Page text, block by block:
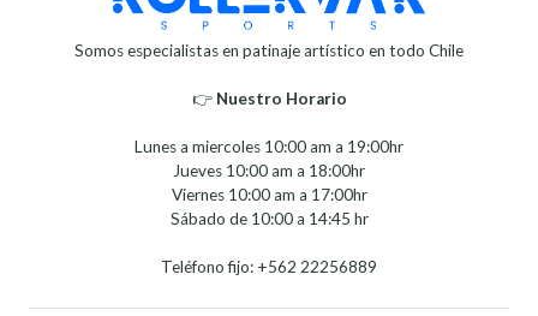
Somos especialistas en patinaje artístico en todo Chile
👉 Nuestro Horario⁣⁣
Lunes a miercoles 10:00 am a 19:00hr
Jueves 10:00 am a 18:00hr
Viernes 10:00 am a 17:00hr
Sábado de 10:00 a 14:45 hr
Teléfono fijo: +562 22256889